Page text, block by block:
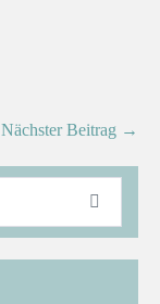
Nächster Beitrag →